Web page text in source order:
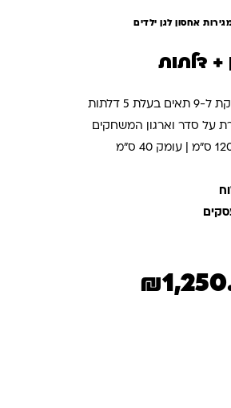
אחסון לגן ילדים
5 דלתות
על סדר וארגון המשחקים
₪